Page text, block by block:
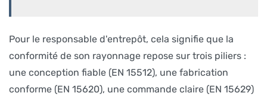
Pour le responsable d'entrepôt, cela signifie que la
conformité de son rayonnage repose sur trois piliers :
une conception fiable (EN 15512), une fabrication
conforme (EN 15620), une commande claire (EN 15629)